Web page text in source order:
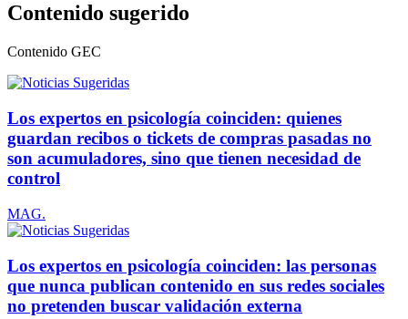
Contenido sugerido
Contenido GEC
Los expertos en psicología coinciden: quienes
guardan recibos o tickets de compras pasadas no
son acumuladores, sino que tienen necesidad de
control
MAG.
Los expertos en psicología coinciden: las personas
que nunca publican contenido en sus redes sociales
no pretenden buscar validación externa